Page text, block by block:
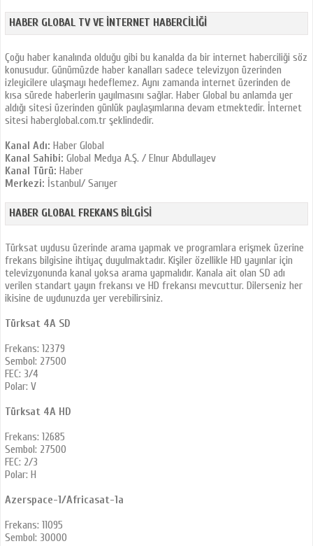
HABER GLOBAL TV VE İNTERNET HABERCILIĞI
Çoğu haber kanalında olduğu gibi bu kanalda da bir internet haberciliği söz
konusudur. Günümüzde haber kanalları sadece televizyon üzerinden
izleyicilere ulaşmayı hedeflemez. Aynı zamanda internet üzerinden de
kısa sürede haberlerin yayılmasını sağlar. Haber Global bu anlamda yer
aldığı sitesi üzerinden günlük paylaşımlarına devam etmektedir. İnternet
sitesi haberglobal.com.tr şeklindedir.
Kanal Adı: Haber Global
Kanal Sahibi: Global Medya A.Ş. / Elnur Abdullayev
Kanal Türü: Haber
Merkezi: İstanbul/ Sarıyer
HABER GLOBAL FREKANS BILGISI
Türksat uydusu üzerinde arama yapmak ve programlara erişmek üzerine
frekans bilgisine ihtiyaç duyulmaktadır. Kişiler özellikle HD yayınlar için
televizyonunda kanal yoksa arama yapmalıdır. Kanala ait olan SD adı
verilen standart yayın frekansı ve HD frekansı mevcuttur. Dilerseniz her
ikisine de uydunuzda yer verebilirsiniz.
Türksat 4A SD
Frekans: 12379
Sembol: 27500
FEC: 3/4
Polar: V
Türksat 4A HD
Frekans: 12685
Sembol: 27500
FEC: 2/3
Polar: H
Azerspace-1/Africasat-1a
Frekans: 11095
Sembol: 30000